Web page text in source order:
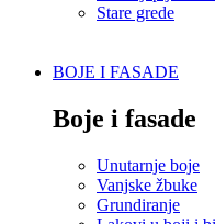
Stare grede
BOJE I FASADE
Boje i fasade
Unutarnje boje
Vanjske žbuke
Grundiranje